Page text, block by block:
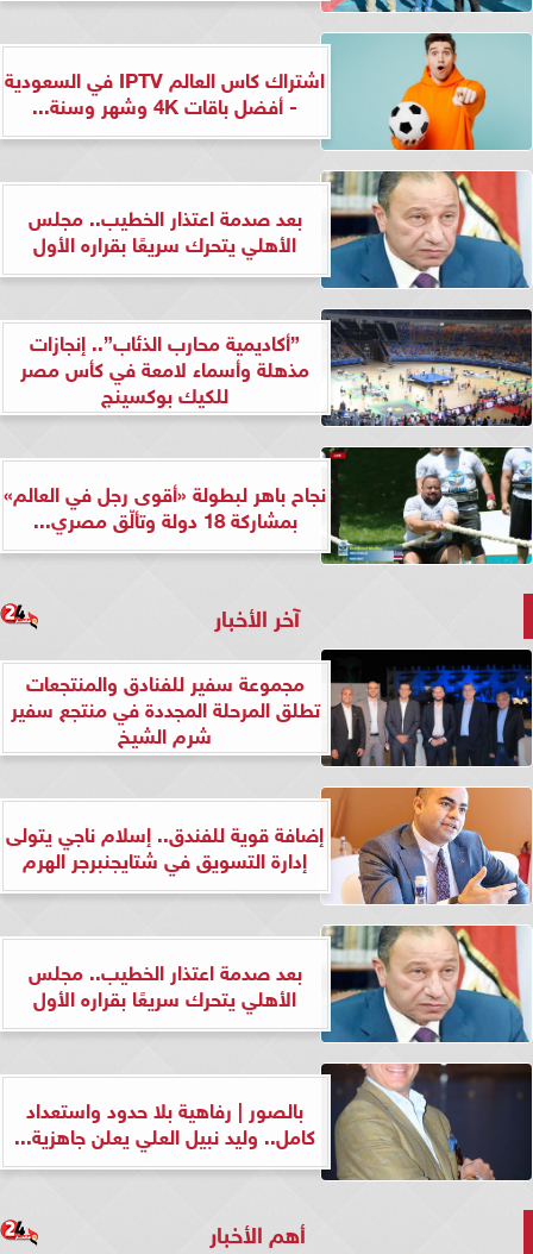
اشتراك كاس العالم IPTV في السعودية
- أفضل باقات 4K وشهر وسنة...
بعد صدمة اعتذار الخطيب.. مجلس
الأهلي يتحرك سريعًا بقراره الأول
”أكاديمية محارب الذئاب”.. إنجازات
مذهلة وأسماء لامعة في كأس مصر
للكيك بوكسينج
نجاح باهر لبطولة «أقوى رجل في العالم»
بمشاركة 18 دولة وتألّق مصري...
آخر الأخبار
مجموعة سفير للفنادق والمنتجعات
تطلق المرحلة المجددة في منتجع سفير
شرم الشيخ
إضافة قوية للفندق.. إسلام ناجي يتولى
إدارة التسويق في شتايجنبرجر الهرم
بعد صدمة اعتذار الخطيب.. مجلس
الأهلي يتحرك سريعًا بقراره الأول
بالصور | رفاهية بلا حدود واستعداد
كامل.. وليد نبيل العلي يعلن جاهزية...
أهم الأخبار